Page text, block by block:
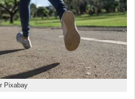
Pixabay